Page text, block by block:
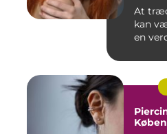
At
kan
en